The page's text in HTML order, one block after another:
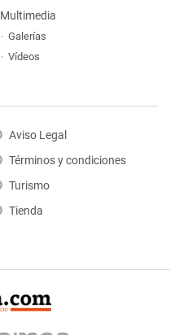
Multimedia
Galerías
Vídeos
Aviso Legal
Términos y condiciones
Turismo
Tienda